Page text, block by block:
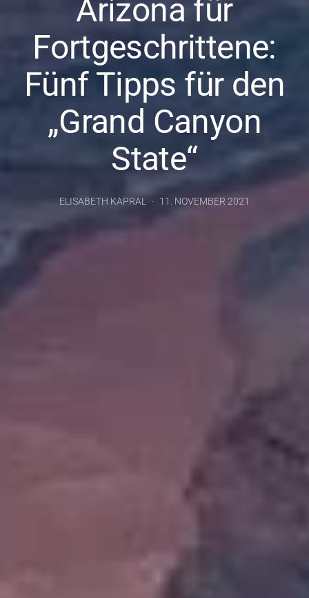
Arizona für
Fortgeschrittene:
Fünf Tipps für den
„Grand Canyon
State“
ELISABETH KAPRAL 11. NOVEMBER 2021